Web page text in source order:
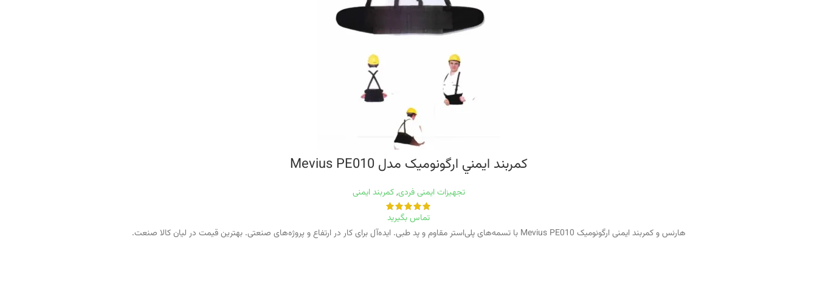
کمربند ايمني ارگونوميک مدل Mevius PE010
تجهیزات ایمنی فردی, کمربند ایمنی
تماس بگیرید
هارنس و کمربند ایمنی ارگونومیک Mevius PE010 با تسمه‌های پلی‌استر مقاوم و پد طبی. ایده‌آل برای کار در ارتفاع و پروژه‌های صنعتی. بهترین قیمت در لیان کالا صنعت.